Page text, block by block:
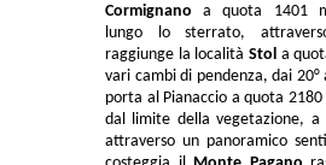
Cormignano a quota 1401
lungo lo sterrato,
raggiunge la località Stol a
vari cambi di pendenza, dai 20°
porta al Pianaccio a quota
dal limite della vegetazione, a
attraverso un panoramico